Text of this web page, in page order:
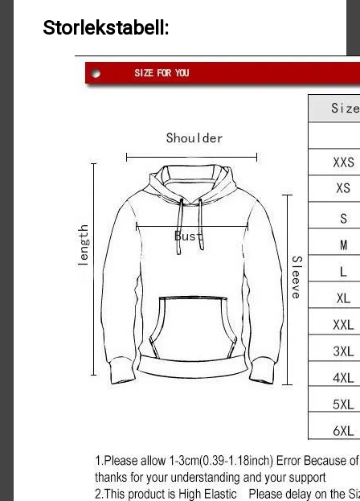
Storlekstabell: